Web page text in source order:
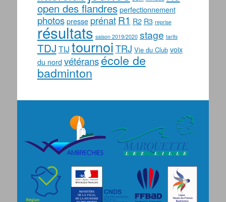
open des flandres perfectionnement
photos presse prénat R1 R2 R3 reprise
résultats saison 2019/2020 stage tarifs
TDJ TIJ tournoiTRJ Vie du Club voix
du nord vétéransécole de
badminton